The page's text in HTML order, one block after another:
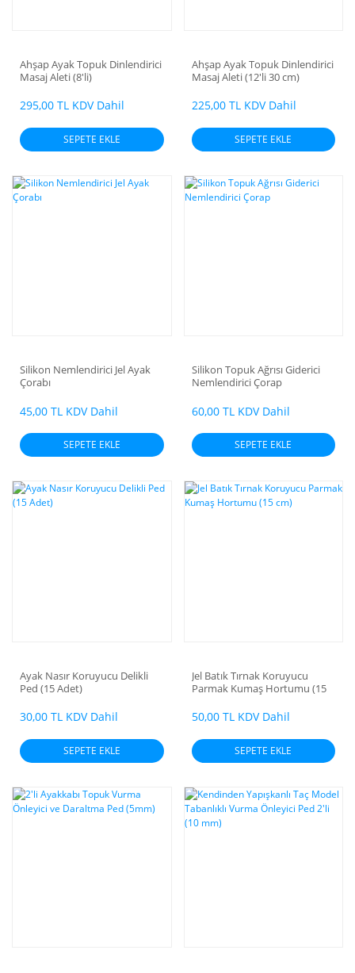
Ahşap Ayak Topuk Dinlendirici
Masaj Aleti (8'li)
295,00 TL KDV Dahil
SEPETE EKLE
Ahşap Ayak Topuk Dinlendirici
Masaj Aleti (12'li 30 cm)
225,00 TL KDV Dahil
SEPETE EKLE
Silikon Nemlendirici Jel Ayak
Çorabı
45,00 TL KDV Dahil
SEPETE EKLE
Silikon Topuk Ağrısı Giderici
Nemlendirici Çorap
60,00 TL KDV Dahil
SEPETE EKLE
Ayak Nasır Koruyucu Delikli
Ped (15 Adet)
30,00 TL KDV Dahil
SEPETE EKLE
Jel Batık Tırnak Koruyucu
Parmak Kumaş Hortumu (15
50,00 TL KDV Dahil
SEPETE EKLE